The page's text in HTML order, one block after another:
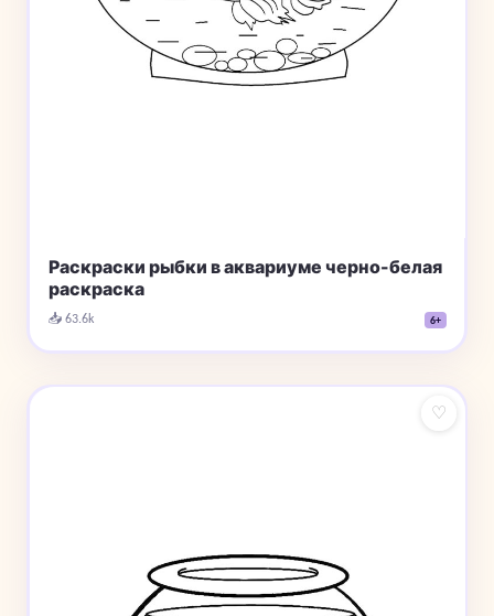
Раскраски рыбки в аквариуме черно-белая
раскраска
📥 63.6k 6+
♡